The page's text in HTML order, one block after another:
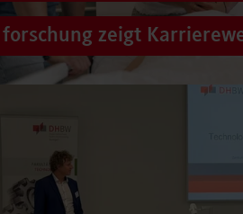
forschung zeigt
Von der Promotion in Australien über
Führungsaufgaben – Drei…
Beitrag lesen